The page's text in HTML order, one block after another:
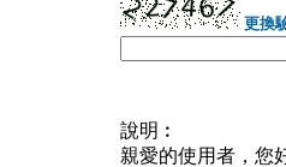
更換
說明︰
親愛的使用者，您